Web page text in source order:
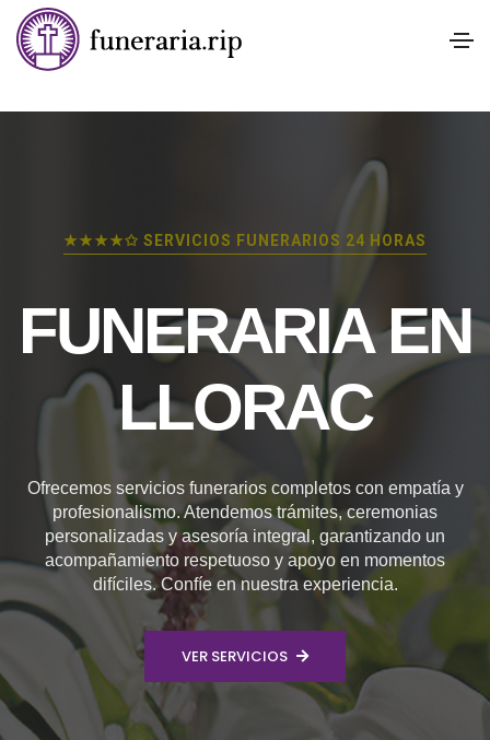
★★★★✩ SERVICIOS FUNERARIOS 24 HORAS
FUNERARIA EN
LLORAC
Ofrecemos servicios funerarios completos con empatía y
profesionalismo. Atendemos trámites, ceremonias
personalizadas y asesoría integral, garantizando un
acompañamiento respetuoso y apoyo en momentos
difíciles. Confíe en nuestra experiencia.
VER SERVICIOS